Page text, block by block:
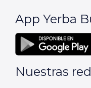
App Yerba
Nuestras